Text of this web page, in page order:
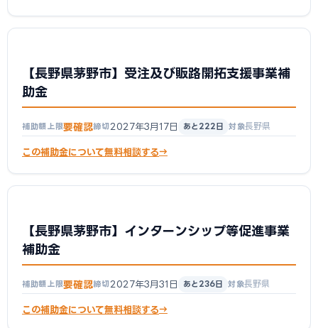
【長野県茅野市】受注及び販路開拓支援事業補
助金
補助額上限要確認締切 2027年3月17日 あと222日 対象長野県
この補助金について無料相談する
【長野県茅野市】インターンシップ等促進事業
補助金
補助額上限要確認締切 2027年3月31日 あと236日 対象長野県
この補助金について無料相談する